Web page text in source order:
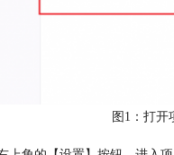
图1：打开